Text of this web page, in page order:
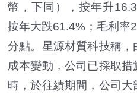
幣，下同），按年升
按年大跌61.4%；毛利率
分點。星源材質科技稱
成本變動，公司已採取
時，於往績期間，公司大